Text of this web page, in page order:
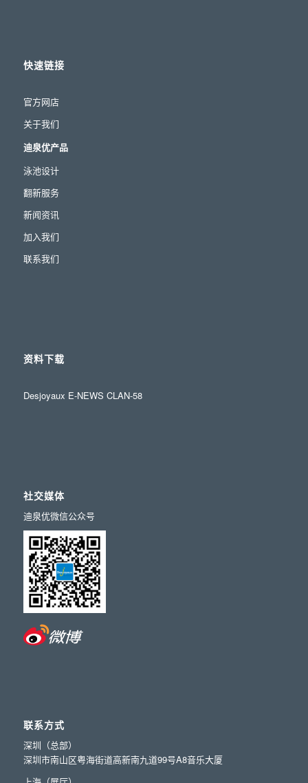
快速链接
官方网店
关于我们
迪泉优产品
泳池设计
翻新服务
新闻资讯
加入我们
联系我们
资料下载
Desjoyaux E-NEWS CLAN-58
社交媒体
迪泉优微信公众号
联系方式
深圳（总部）
深圳市南山区粤海街道高新南九道99号A8音乐大厦